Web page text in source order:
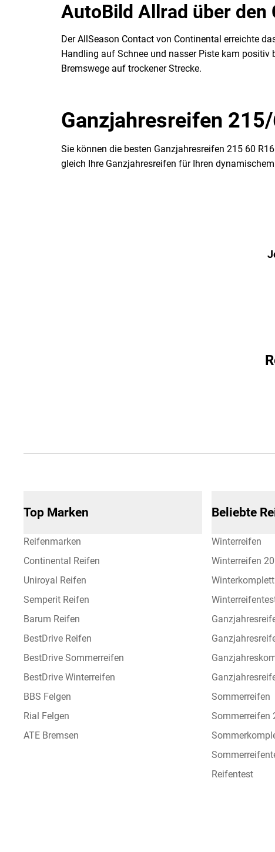
AutoBild Allrad über den
Der AllSeason Contact von Continental erreichte
Handling auf Schnee und nasser Piste kam
Bremswege auf trockener Strecke.
Ganzjahresreifen
Sie können die besten Ganzjahresreifen 215 60
gleich Ihre Ganzjahresreifen für Ihren
Top Marken
Reifenmarken
Continental Reifen
Uniroyal Reifen
Semperit Reifen
Barum Reifen
BestDrive Reifen
BestDrive Sommerreifen
BestDrive Winterreifen
BBS Felgen
Rial Felgen
ATE Bremsen
Beliebte
Winterreifen
Winterreifen
Sommerreifen
Sommerreifen
Reifentest